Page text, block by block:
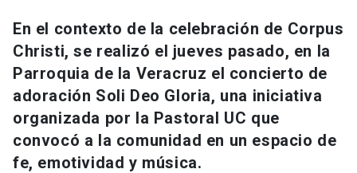
Universidad
Información para keyboard_arrow_down
Futuros estudiantes
Estudiantes
Go to english site launch
ACCESOS DIRECTOS
En el contexto de la celebración de Corpus
Christi, se realizó el jueves pasado, en la
Parroquia de la Veracruz el concierto de
adoración Soli Deo Gloria, una iniciativa
organizada por la Pastoral UC que
convocó a la comunidad en un espacio de
fe, emotividad y música.